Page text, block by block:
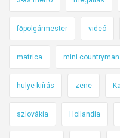
főpolgármester videó
matrica mini countryman
hülye kiírás zene
szlovákia Hollandia